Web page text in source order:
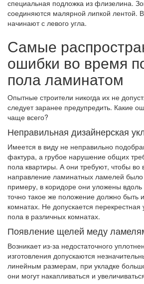
специальная подложка из флизелина.
соединяются малярной липкой лентой.
начинают с левого угла.
Самые
ошибки во время
пола ламинатом
Опытные строители никогда их не
следует заранее предупредить. Какие
чаще всего?
Неправильная дизайнерская
Имеется в виду не неправильно
фактура, а грубое нарушение общих
пола квартиры. А они требуют, чтобы
направление ламинатных ламелей
примеру, в коридоре они уложены
точно такое же положение должно быть
комнатах. Не допускается перекрестная
пола в различных комнатах.
Появление щелей меду
Возникает из-за недостаточного
изготовления допускаются
линейным размерам, при укладке
они могут накапливаться и